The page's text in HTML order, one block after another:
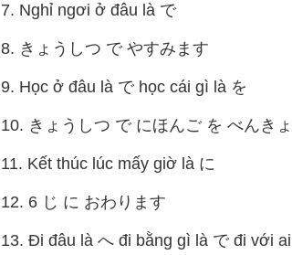
7. Nghỉ ngơi ở đâu là で
8. きょうしつ で やすみます
9. Học ở đâu là で học cái gì là を
10. きょうしつ で にほんご を べんき
11. Kết thúc lúc mấy giờ là に
12. 6 じ に おわります
13. Đi đâu là へ đi bằng gì là で đi với ai